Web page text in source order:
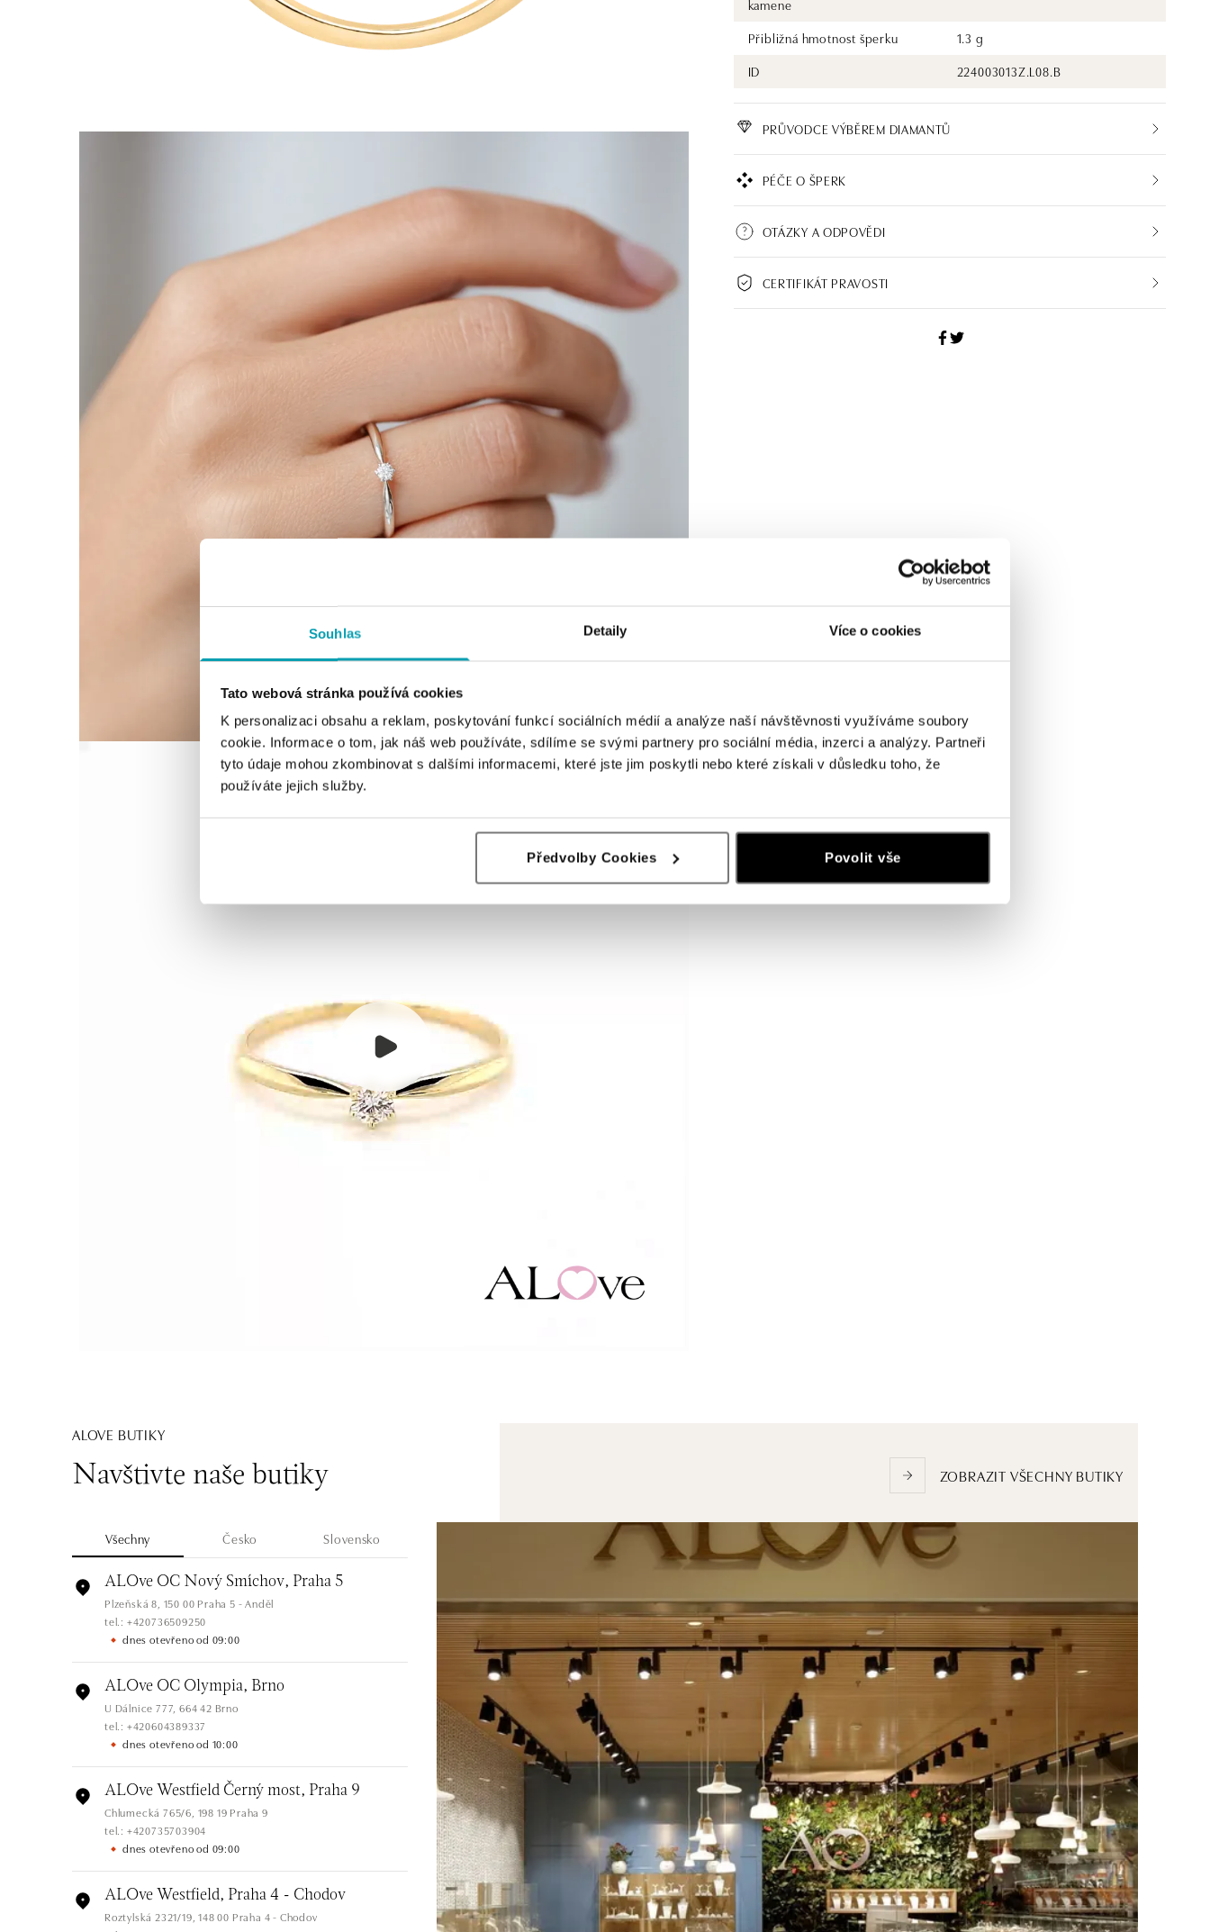
Souhlas Detaily Více o cookies
Tato webová stránka používá cookies
K personalizaci obsahu a reklam, poskytování funkcí sociálních médií a analýze naší návštěvnosti využíváme soubory
cookie. Informace o tom, jak náš web používáte, sdílíme se svými partnery pro sociální média, inzerci a analýzy. Partneři
tyto údaje mohou zkombinovat s dalšími informacemi, které jste jim poskytli nebo které získali v důsledku toho, že
používáte jejich služby.
Předvolby Cookies Povolit vše
kamene
Přibližná hmotnost šperku
1.3 g
ID
224003013Z.L08.B
PRŮVODCE VÝBĚREM DIAMANTŮ
PÉČE O ŠPERK
OTÁZKY A ODPOVĚDI
CERTIFIKÁT PRAVOSTI
ALOVE BUTIKY
Navštivte naše butiky ZOBRAZIT VŠECHNY BUTIKY
Všechny Česko Slovensko
ALOve OC Nový Smíchov, Praha 5
Plzeňská 8, 150 00 Praha 5 - Anděl
tel.: +420736509250
dnes otevřeno od 09:00
ALOve OC Olympia, Brno
U Dálnice 777, 664 42 Brno
tel.: +420604389337
dnes otevřeno od 10:00
ALOve Westfield Černý most, Praha 9
Chlumecká 765/6, 198 19 Praha 9
tel.: +420735703904
dnes otevřeno od 09:00
ALOve Westfield, Praha 4 - Chodov
Roztylská 2321/19, 148 00 Praha 4 - Chodov